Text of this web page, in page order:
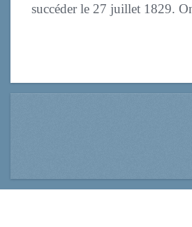
succéder le 27 juillet 1829.